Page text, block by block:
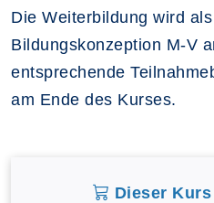
Die Weiterbildung wird
Bildungskonzeption M-V
entsprechende
am Ende des Kurses.
Dieser